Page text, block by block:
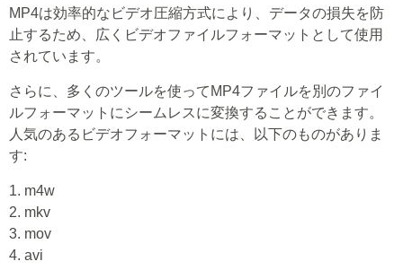
MP4は効率的なビデオ圧縮方式により、データの損失を防
止するため、広くビデオファイルフォーマットとして使用
されています。
さらに、多くのツールを使ってMP4ファイルを別のファイ
ルフォーマットにシームレスに変換することができます。
人気のあるビデオフォーマットには、以下のものがありま
す:
1. m4w
2. mkv
3. mov
4. avi